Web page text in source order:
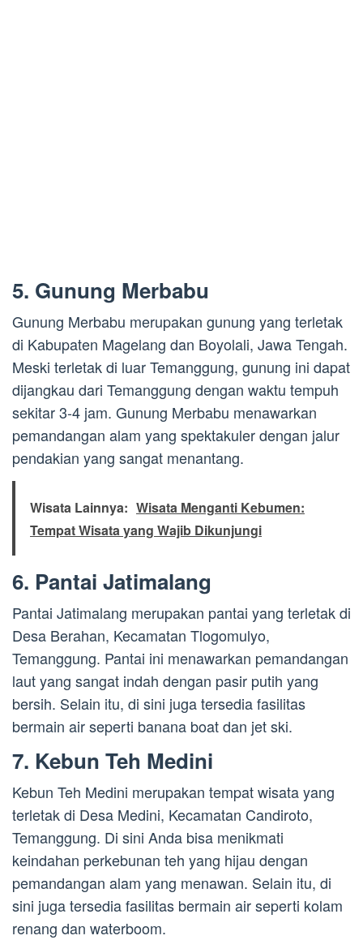
5. Gunung Merbabu
Gunung Merbabu merupakan gunung yang terletak
di Kabupaten Magelang dan Boyolali, Jawa Tengah.
Meski terletak di luar Temanggung, gunung ini dapat
dijangkau dari Temanggung dengan waktu tempuh
sekitar 3-4 jam. Gunung Merbabu menawarkan
pemandangan alam yang spektakuler dengan jalur
pendakian yang sangat menantang.
Wisata Lainnya: Wisata Menganti Kebumen:
Tempat Wisata yang Wajib Dikunjungi
6. Pantai Jatimalang
Pantai Jatimalang merupakan pantai yang terletak di
Desa Berahan, Kecamatan Tlogomulyo,
Temanggung. Pantai ini menawarkan pemandangan
laut yang sangat indah dengan pasir putih yang
bersih. Selain itu, di sini juga tersedia fasilitas
bermain air seperti banana boat dan jet ski.
7. Kebun Teh Medini
Kebun Teh Medini merupakan tempat wisata yang
terletak di Desa Medini, Kecamatan Candiroto,
Temanggung. Di sini Anda bisa menikmati
keindahan perkebunan teh yang hijau dengan
pemandangan alam yang menawan. Selain itu, di
sini juga tersedia fasilitas bermain air seperti kolam
renang dan waterboom.